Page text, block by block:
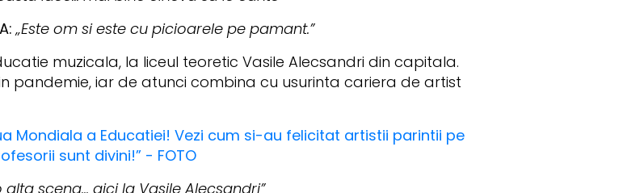
„Este om si este cu picioarele pe pamant.”
muzicala, la liceul teoretic Vasile Alecsandri din capitala.
pandemie, iar de atunci combina cu usurinta cariera de artist
Mondiala a Educatiei! Vezi cum si-au felicitat artistii parintii pe
sunt divini!” - FOTO
alta scena... aici la Vasile Alecsandri”